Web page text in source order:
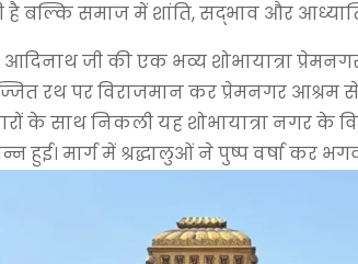
बल्कि समाज में शांति, सद्भाव और
जी की एक भव्य शोभायात्रा
रथ पर विराजमान कर प्रेमनगर आश्रम से
के साथ निकली यह शोभायात्रा नगर के
हुई। मार्ग में श्रद्धालुओं ने पुष्प वर्षा कर